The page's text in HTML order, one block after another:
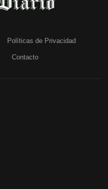
Políticas de Privacidad
Contacto